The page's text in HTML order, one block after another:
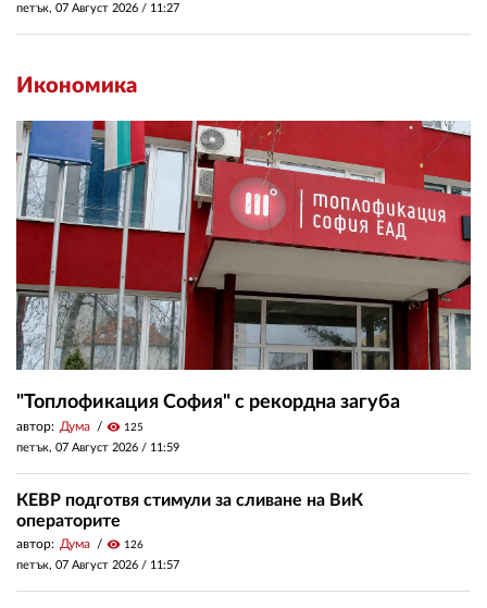
петък, 07 Август 2026 / 11:27
Икономика
"Топлофикация София" с рекордна загуба
автор: Дума visibility 125
петък, 07 Август 2026 / 11:59
КЕВР подготвя стимули за сливане на ВиК
операторите
автор: Дума visibility 126
петък, 07 Август 2026 / 11:57